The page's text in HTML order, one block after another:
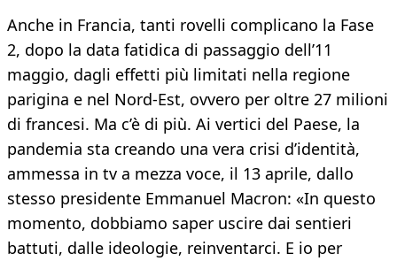
Anche in Francia, tanti rovelli complicano la Fase
2, dopo la data fatidica di passaggio dell’11
maggio, dagli effetti più limitati nella regione
parigina e nel Nord-Est, ovvero per oltre 27 milioni
di francesi. Ma c’è di più. Ai vertici del Paese, la
pandemia sta creando una vera crisi d’identità,
ammessa in tv a mezza voce, il 13 aprile, dallo
stesso presidente Emmanuel Macron: «In questo
momento, dobbiamo saper uscire dai sentieri
battuti, dalle ideologie, reinventarci. E io per